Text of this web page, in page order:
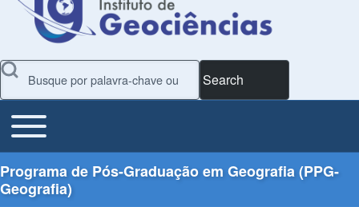
Search
Main Menu
Toggle main menu
Programa de Pós-Graduação em Geografia (PPG-
Geografia)